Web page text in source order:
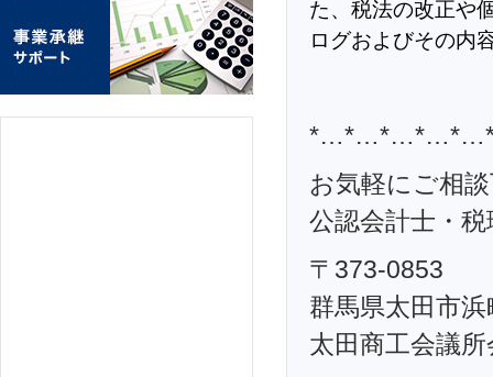
た、税法の改正や
ログおよびその内
お気軽にご相
公認会計士・
〒373-0853
群馬県太田市
太田商工会議